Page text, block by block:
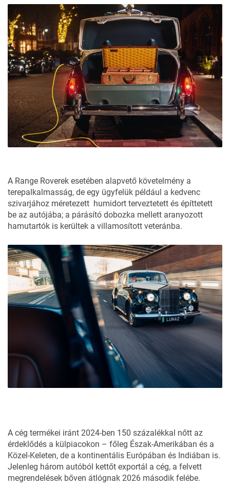
A Range Roverek esetében alapvető követelmény a
terepalkalmasság, de egy ügyfelük például a kedvenc
szivarjához méretezett humidort terveztetett és építtetett
be az autójába; a párásító dobozka mellett aranyozott
hamutartók is kerültek a villamosított veteránba.
A cég termékei iránt 2024-ben 150 százalékkal nőtt az
érdeklődés a külpiacokon – főleg Észak-Amerikában és a
Közel-Keleten, de a kontinentális Európában és Indiában is.
Jelenleg három autóból kettőt exportál a cég, a felvett
megrendelések bőven átlógnak 2026 második felébe.